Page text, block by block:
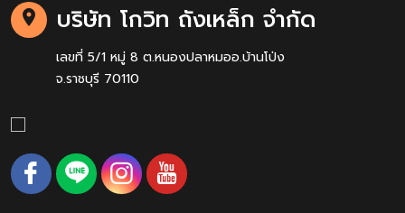
บริษัท โกวิท ถังเหล็ก จำกัด
เลขที่ 5/1 หมู่ 8 ต.หนองปลาหมออ.บ้านโป่ง
จ.ราชบุรี 70110